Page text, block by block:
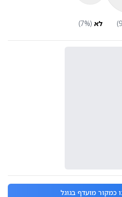
לא (
7%)
כמקור מועדף בגוגל